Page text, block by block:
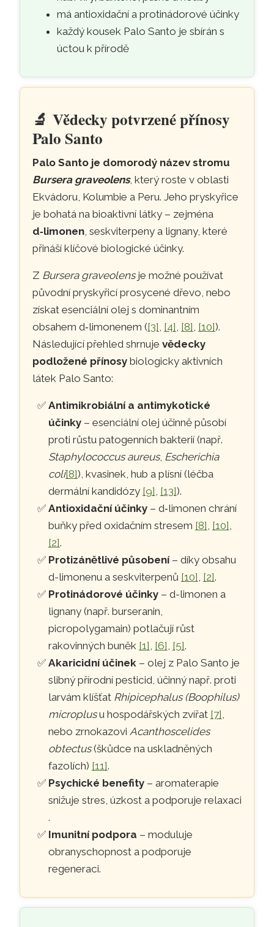
má antioxidační a protinádorové účinky
každý kousek Palo Santo je sbírán s
úctou k přírodě
🔬Vědecky potvrzené přínosy
Palo Santo
Palo Santo je domorodý název stromu
Bursera graveolens, který roste v oblasti
Ekvádoru, Kolumbie a Peru. Jeho pryskyřice
je bohatá na bioaktivní látky – zejména
d‑limonen , seskviterpeny a lignany, které
přináší klíčové biologické účinky.
Z Bursera graveolensje možné používat
původní pryskyřicí prosycené dřevo, nebo
získat esenciální olej s dominantním
obsahem d‑limonenem ([3] [4] [8] [10]).
Následující přehled shrnujevědecky
podložené přínosy biologicky aktivních
látek Palo Santo:
Antimikrobiální a antimykotické
účinky– esenciální olej účinně působí
proti růstu patogenních bakterií (např.
Staphylococcus aureus, Escherichia
coli[8]), kvasinek, hub a plísní (léčba
dermální kandidózy [9] [13]).
Antioxidační účinky– d‑limonen chrání
buňky před oxidačním stresem [8] [10]
[2].
Protizánětlivé působení– díky obsahu
d-limonenu a seskviterpenů [10] [2].
Protinádorové účinky– d-limonen a
lignany (např. burseranin,
picropolygamain) potlačují růst
rakovinných buněk [1] [6] [5].
Akaricidní účinek – olej z Palo Santo je
slibný přírodní pesticid, účinný např. proti
larvám klíšťat Rhipicephalus (Boophilus)
microplusu hospodářských zvířat [7]
nebo zrnokazovi Acanthoscelides
obtectus(škůdce na uskladněných
fazolích) [11].
Psychické benefity– aromaterapie
snižuje stres, úzkost a podporuje relaxaci
.
Imunitní podpora – moduluje
obranyschopnost a podporuje
regeneraci.